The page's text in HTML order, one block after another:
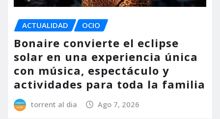
ACTUALIDAD OCIO
Bonaire convierte el eclipse
solar en una experiencia única
con música, espectáculo y
actividades para toda la familia
torrent al dia Ago 7, 2026